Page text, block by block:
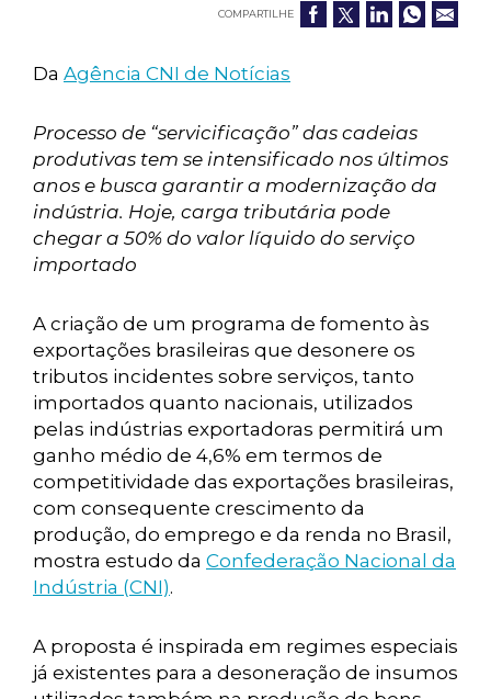
COMPARTILHE
Da Agência CNI de Notícias
Processo de “servicificação” das cadeias
produtivas tem se intensificado nos últimos
anos e busca garantir a modernização da
indústria. Hoje, carga tributária pode
chegar a 50% do valor líquido do serviço
importado
A criação de um programa de fomento às
exportações brasileiras que desonere os
tributos incidentes sobre serviços, tanto
importados quanto nacionais, utilizados
pelas indústrias exportadoras permitirá um
ganho médio de 4,6% em termos de
competitividade das exportações brasileiras,
com consequente crescimento da
produção, do emprego e da renda no Brasil,
mostra estudo da Confederação Nacional da
Indústria (CNI).
A proposta é inspirada em regimes especiais
já existentes para a desoneração de insumos